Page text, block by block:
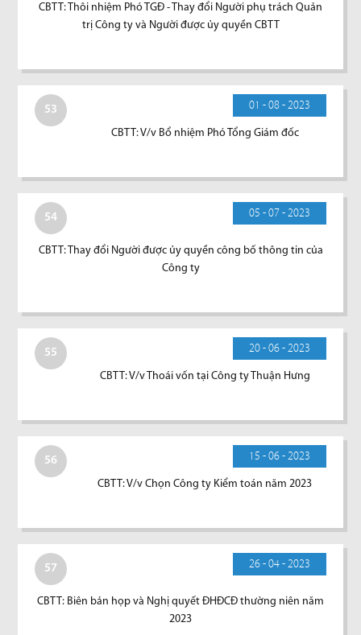
CBTT: Thôi nhiệm Phó TGĐ - Thay đổi Người phụ trách Quản
trị Công ty và Người được ủy quyền CBTT
53 01 - 08 - 2023
CBTT: V/v Bổ nhiệm Phó Tổng Giám đốc
54 05 - 07 - 2023
CBTT: Thay đổi Người được ủy quyền công bố thông tin của
Công ty
55 20 - 06 - 2023
CBTT: V/v Thoái vốn tại Công ty Thuận Hưng
56 15 - 06 - 2023
CBTT: V/v Chọn Công ty Kiểm toán năm 2023
57 26 - 04 - 2023
CBTT: Biên bản họp và Nghị quyết ĐHĐCĐ thường niên năm
2023